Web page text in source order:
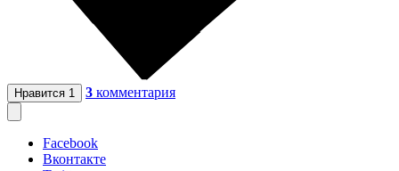
Нравится 1 3 комментария
Facebook
Вконтакте